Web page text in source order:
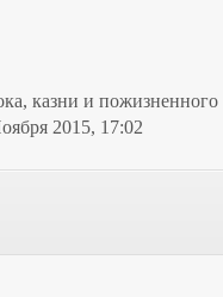
казни и
2015, 17:02